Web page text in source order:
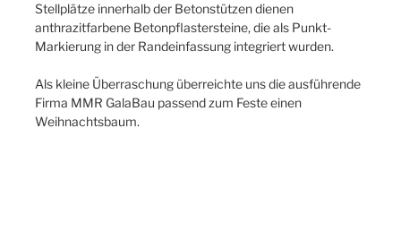
Stellplätze innerhalb der Betonstützen dienen
anthrazitfarbene Betonpflastersteine, die als Punkt-
Markierung in der Randeinfassung integriert wurden.
Als kleine Überraschung überreichte uns die ausführende
Firma MMR GalaBau passend zum Feste einen
Weihnachtsbaum.